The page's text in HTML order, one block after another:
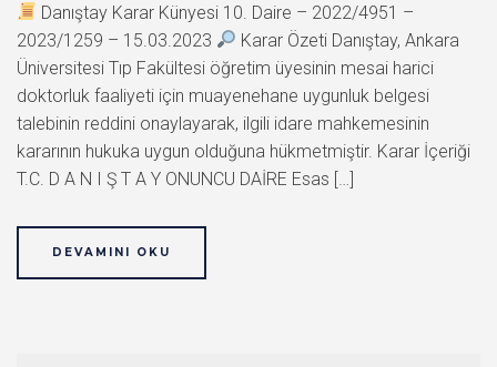
Danıştay Karar Künyesi 10. Daire – 2022/4951 –
2023/1259 – 15.03.2023
Karar Özeti Danıştay, Ankara
Üniversitesi Tıp Fakültesi öğretim üyesinin mesai harici
doktorluk faaliyeti için muayenehane uygunluk belgesi
talebinin reddini onaylayarak, ilgili idare mahkemesinin
kararının hukuka uygun olduğuna hükmetmiştir. Karar İçeriği
T.C. D A N I Ş T A Y ONUNCU DAİRE Esas […]
DEVAMINI OKU